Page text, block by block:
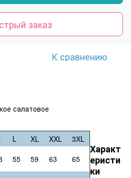
заказ
К сравнению
салатовое
L XL XXL
3XL
55 59 63 65
Характ
еристи
ки